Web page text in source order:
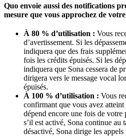
Quo envoie aussi des notifications
mesure que vous approchez de
À 80 % d’utilisation : Vous
d’avertissement. Si les
indiquera que des frais
fois les crédits épuisés. Si les
indiquera que Sona cessera de
dirigera vers le message vocal
épuisés.
À 100 % d’utilisation : Vous
confirmant que vous avez
dépend encore une fois de votre
s’il est activé, Sona continue au
désactivé, Sona dirige les appels